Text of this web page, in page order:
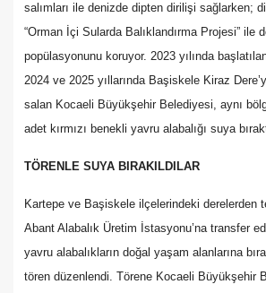
salımları ile denizde dipten dirilişi sağlarken;
“Orman İçi Sularda Balıklandırma Projesi” ile
popülasyonunu koruyor. 2023 yılında
2024 ve 2025 yıllarında Başiskele Kiraz
salan Kocaeli Büyükşehir Belediyesi, aynı
adet kırmızı benekli yavru alabalığı suya
TÖRENLE SUYA BIRAKILDILAR
Kartepe ve Başiskele ilçelerindeki derelerden
Abant Alabalık Üretim İstasyonu’na transfer
yavru alabalıkların doğal yaşam alanlarına
tören düzenlendi. Törene Kocaeli Büyükşehir